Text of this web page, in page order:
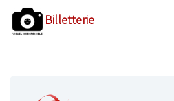
Billetterie